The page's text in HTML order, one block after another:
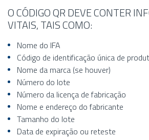
O CÓDIGO QR DEVE CONTER
VITAIS, TAIS COMO:
Nome do IFA
Código de identificação única de
Nome da marca (se houver)
Número do lote
Número da licença de fabricação
Nome e endereço do fabricante
Tamanho do lote
Data de expiração ou reteste